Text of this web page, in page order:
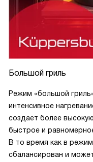
Большой гриль
Режим «большой
интенсивное
создает более
быстрое и
В то время как в
сбалансирован и